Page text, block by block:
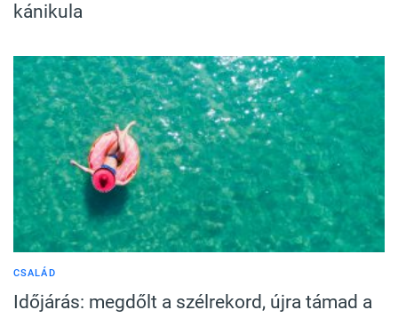
kánikula
CSALÁD
Időjárás: megdőlt a szélrekord, újra támad a